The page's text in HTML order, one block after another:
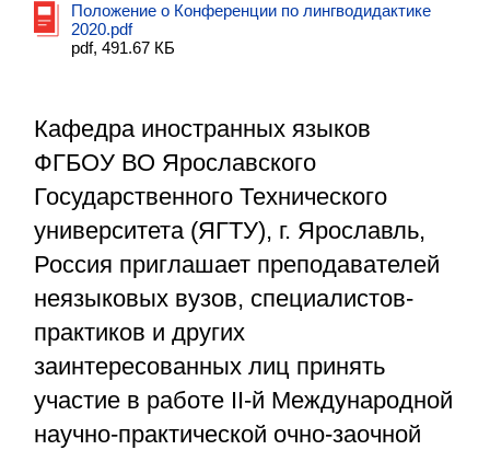
Кафедра иностранных языков
ФГБОУ ВО Ярославского
Государственного Технического
университета (ЯГТУ), г. Ярославль,
Россия приглашает преподавателей
неязыковых вузов, специалистов-
практиков и других
заинтересованных лиц принять
участие в работе II-й Международной
научно-практической очно-заочной
Положение о Конференции по лингводидактике
2020.pdf
pdf, 491.67 КБ